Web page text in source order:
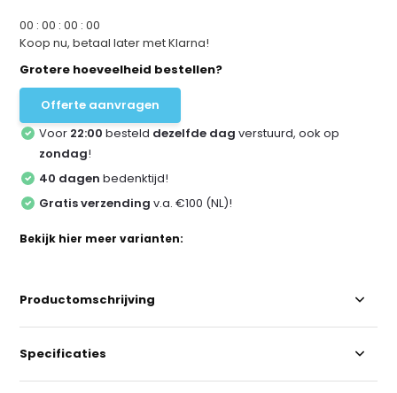
00 :00 :00 :00
Koop nu, betaal later met Klarna!
Grotere hoeveelheid bestellen?
Offerte aanvragen
Voor 22:00 besteld dezelfde dag verstuurd, ook op
zondag!
40 dagen bedenktijd!
Gratis verzending v.a. €100 (NL)!
Bekijk hier meer varianten:
Productomschrijving
Specificaties